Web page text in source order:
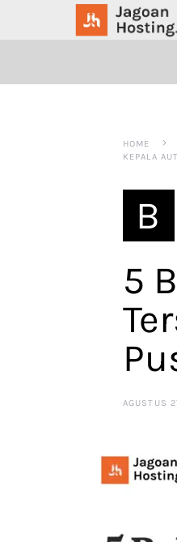
SEARCH FOR:
HOME
KEPALA
B
5
AGUSTUS